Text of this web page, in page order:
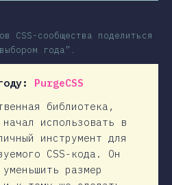
CSS-сообщества поделиться
года”.
PurgeCSS
библиотека,
использовать в
инструмент для
CSS-кода. Он
размер